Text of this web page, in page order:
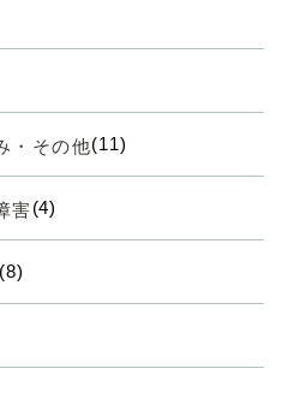
・その他(11)
害(4)
(8)